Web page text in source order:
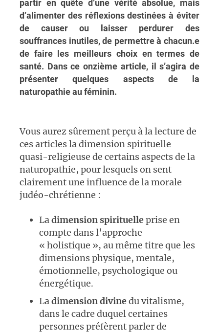
partir en quête d’une vérité absolue, mais
d’alimenter des réflexions destinées à éviter
de causer ou laisser perdurer des
souffrances inutiles, de permettre à chacun.e
de faire les meilleurs choix en termes de
santé. Dans ce onzième article, il s’agira de
présenter quelques aspects de la
naturopathie au féminin.
Vous aurez sûrement perçu à la lecture de
ces articles la dimension spirituelle
quasi-religieuse de certains aspects de la
naturopathie, pour lesquels on sent
clairement une influence de la morale
judéo-chrétienne :
Ladimension spirituelleprise en
compte dans l’approche
« holistique », au même titre que les
dimensions physique, mentale,
émotionnelle, psychologique ou
énergétique.
Ladimension divinedu vitalisme,
dans le cadre duquel certaines
personnes préfèrent parler de